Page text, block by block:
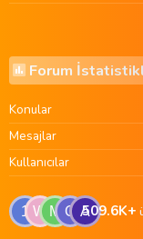
Forum
Konular
Mesajlar
Kullanıcılar
1 W M G A
509.6K+